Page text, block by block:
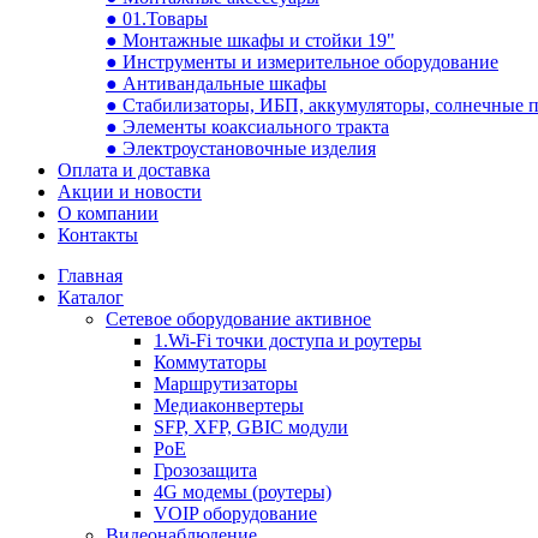
● 01.Товары
● Монтажные шкафы и стойки 19"
● Инструменты и измерительное оборудование
● Антивандальные шкафы
● Стабилизаторы, ИБП, аккумуляторы, солнечные
● Элементы коаксиального тракта
● Электроустановочные изделия
Оплата и доставка
Акции и новости
О компании
Контакты
Главная
Каталог
Сетевое оборудование активное
1.Wi-Fi точки доступа и роутеры
Коммутаторы
Маршрутизаторы
Медиаконвертеры
SFP, XFP, GBIC модули
PoE
Грозозащита
4G модемы (роутеры)
VOIP оборудование